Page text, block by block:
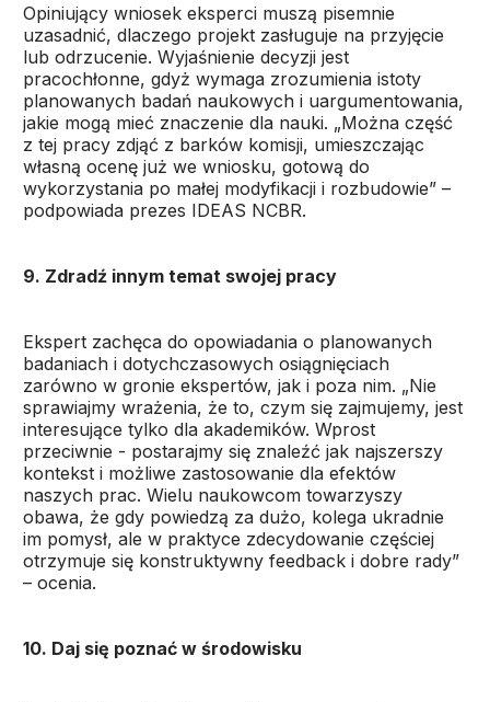
Opiniujący wniosek eksperci muszą pisemnie
uzasadnić, dlaczego projekt zasługuje na przyjęcie
lub odrzucenie. Wyjaśnienie decyzji jest
pracochłonne, gdyż wymaga zrozumienia istoty
planowanych badań naukowych i uargumentowania,
jakie mogą mieć znaczenie dla nauki. „Można część
z tej pracy zdjąć z barków komisji, umieszczając
własną ocenę już we wniosku, gotową do
wykorzystania po małej modyfikacji i rozbudowie” –
podpowiada prezes IDEAS NCBR.
9. Zdradź innym temat swojej pracy
Ekspert zachęca do opowiadania o planowanych
badaniach i dotychczasowych osiągnięciach
zarówno w gronie ekspertów, jak i poza nim. „Nie
sprawiajmy wrażenia, że to, czym się zajmujemy, jest
interesujące tylko dla akademików. Wprost
przeciwnie - postarajmy się znaleźć jak najszerszy
kontekst i możliwe zastosowanie dla efektów
naszych prac. Wielu naukowcom towarzyszy
obawa, że gdy powiedzą za dużo, kolega ukradnie
im pomysł, ale w praktyce zdecydowanie częściej
otrzymuje się konstruktywny feedback i dobre rady”
– ocenia.
10. Daj się poznać w środowisku